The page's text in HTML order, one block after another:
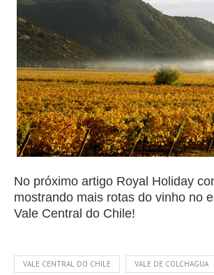
No próximo artigo Royal Holiday
mostrando mais rotas do vinho no
Vale Central do Chile!
VALE CENTRAL DO CHILE VALE DE COLCHAGUA